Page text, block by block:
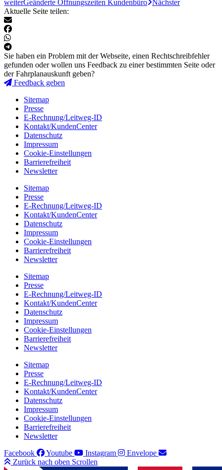
weiterGeänderte Öffnungszeiten Kundenbüro
Nächster
Aktuelle Seite teilen:
Sie haben ein Problem mit der Webseite, einen Rechtschreibfehler
gefunden oder wollen uns Feedback zu einer bestimmten Seite oder
der Fahrplanauskunft geben?
Feedback geben
Sitemap
Presse
E-Rechnung/Leitweg-ID
Kontakt/KundenCenter
Datenschutz
Impressum
Cookie-Einstellungen
Barrierefreiheit
Newsletter
Sitemap
Presse
E-Rechnung/Leitweg-ID
Kontakt/KundenCenter
Datenschutz
Impressum
Cookie-Einstellungen
Barrierefreiheit
Newsletter
Sitemap
Presse
E-Rechnung/Leitweg-ID
Kontakt/KundenCenter
Datenschutz
Impressum
Cookie-Einstellungen
Barrierefreiheit
Newsletter
Sitemap
Presse
E-Rechnung/Leitweg-ID
Kontakt/KundenCenter
Datenschutz
Impressum
Cookie-Einstellungen
Barrierefreiheit
Newsletter
Facebook
Youtube Instagram
Envelope
Zurück nach oben Scrollen